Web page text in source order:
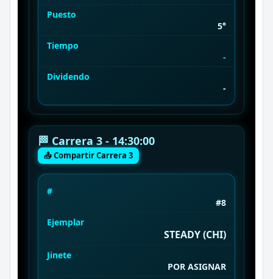
Puesto
5°
Tiempo
-
Dividendo
-
🏁 Carrera 3 - 14:30:00
📤 Compartir Carrera 3
#
#8
Ejemplar
STEADY (CHI)
Jinete
POR ASIGNAR